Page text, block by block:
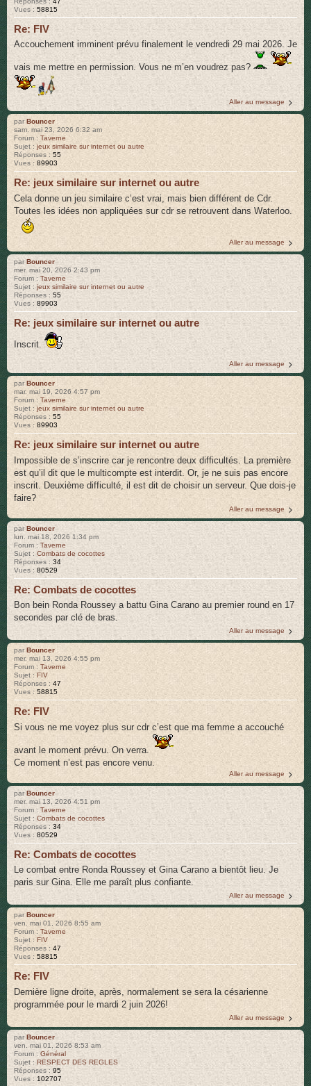
Vues : 58815
Re: FIV
Accouchement imminent prévu finalement le vendredi 29 mai 2026. Je
vais me mettre en permission. Vous ne m’en voudrez pas?
Aller au message
parBouncer
sam. mai 23, 2026 6:32 am
Forum : Taverne
Sujet : jeux similaire sur internet ou autre
Réponses : 55
Vues : 89903
Re: jeux similaire sur internet ou autre
Cela donne un jeu similaire c’est vrai, mais bien différent de Cdr.
Toutes les idées non appliquées sur cdr se retrouvent dans Waterloo.
Aller au message
parBouncer
mer. mai 20, 2026 2:43 pm
Forum :Taverne
Sujet :jeux similaire sur internet ou autre
Réponses : 55
Vues : 89903
Re: jeux similaire sur internet ou autre
Inscrit.
Aller au message
parBouncer
mar. mai 19, 2026 4:57 pm
Forum : Taverne
Sujet : jeux similaire sur internet ou autre
Réponses : 55
Vues : 89903
Re: jeux similaire sur internet ou autre
Impossible de s’inscrire car je rencontre deux difficultés. La première
est qu’il dit que le multicompte est interdit. Or, je ne suis pas encore
inscrit. Deuxième difficulté, il est dit de choisir un serveur. Que dois-je
faire?
Aller au message
parBouncer
lun. mai 18, 2026 1:34 pm
Forum :Taverne
Sujet :Combats de cocottes
Réponses : 34
Vues : 80529
Re: Combats de cocottes
Bon bein Ronda Roussey a battu Gina Carano au premier round en 17
secondes par clé de bras.
Aller au message
parBouncer
mer. mai 13, 2026 4:55 pm
Forum : Taverne
Sujet : FIV
Réponses : 47
Vues : 58815
Re: FIV
Si vous ne me voyez plus sur cdr c’est que ma femme a accouché
avant le moment prévu. On verra.
Ce moment n’est pas encore venu.
Aller au message
parBouncer
mer. mai 13, 2026 4:51 pm
Forum :Taverne
Sujet :Combats de cocottes
Réponses : 34
Vues : 80529
Re: Combats de cocottes
Le combat entre Ronda Roussey et Gina Carano a bientôt lieu. Je
paris sur Gina. Elle me paraît plus confiante.
Aller au message
parBouncer
ven. mai 01, 2026 8:55 am
Forum : Taverne
Sujet : FIV
Réponses : 47
Vues : 58815
Re: FIV
Dernière ligne droite, après, normalement se sera la césarienne
programmée pour le mardi 2 juin 2026!
Aller au message
parBouncer
ven. mai 01, 2026 8:53 am
Forum :Général
Sujet :RESPECT DES REGLES
Réponses : 95
Vues : 102707